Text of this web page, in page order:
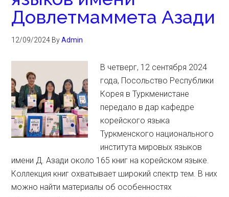
Довлетмаммета Азади
12/09/2024 ByAdmin
В четверг, 12 сентября 2024
года, Посольство Республики
Корея в Туркменистане
передало в дар кафедре
корейского языка
Туркменского национального
института мировых языков
имени Д. Азади около 165 книг на корейском языке.
Коллекция книг охватывает широкий спектр тем. В них
можно найти материалы об особенностях